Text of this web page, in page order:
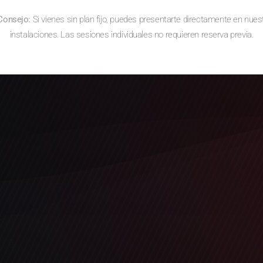
Si vienes sin plan fijo, puedes presentarte directamente en
instalaciones. Las sesiones individuales no requieren reserva previa.